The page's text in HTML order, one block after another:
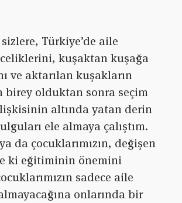
Türkiye’de aile
kuşaktan kuşağa
ve aktarılan kuşakların
birey olduktan sonra seçim
altında yatan derin
ele almaya çalıştım.
da çocuklarımızın, değişen
ki eğitiminin önemini
sadece aile
onlarında bir